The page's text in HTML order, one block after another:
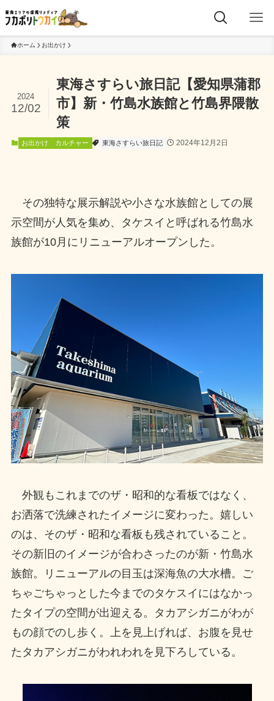
ホーム お出かけ
東海さすらい旅日記【愛知県蒲郡
市】新・竹島水族館と竹島界隈散
策
2024
12/02
お出かけ カルチャー 東海さすらい旅日記 2024年12月2日
その独特な展示解説や小さな水族館としての展
示空間が人気を集め、タケスイと呼ばれる竹島水
族館が10月にリニューアルオープンした。
外観もこれまでのザ・昭和的な看板ではなく、
お洒落で洗練されたイメージに変わった。嬉しい
のは、そのザ・昭和な看板も残されていること。
その新旧のイメージが合わさったのが新・竹島水
族館。リニューアルの目玉は深海魚の大水槽。ご
ちゃごちゃっとした今までのタケスイにはなかっ
たタイプの空間が出迎える。タカアシガニがわが
もの顔でのし歩く。上を見上げれば、お腹を見せ
たタカアシガニがわれわれを見下ろしている。